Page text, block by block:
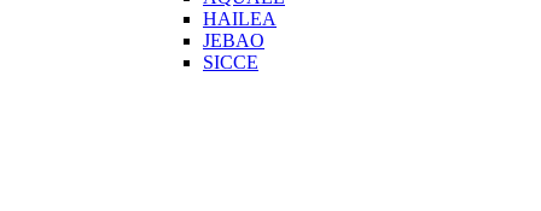
HAILEA
JEBAO
SICCE